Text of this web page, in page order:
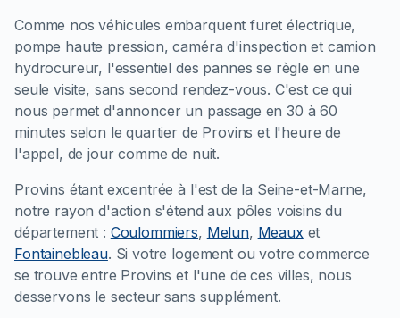
Comme nos véhicules embarquent furet électrique,
pompe haute pression, caméra d'inspection et camion
hydrocureur, l'essentiel des pannes se règle en une
seule visite, sans second rendez-vous. C'est ce qui
nous permet d'annoncer un passage en 30 à 60
minutes selon le quartier de Provins et l'heure de
l'appel, de jour comme de nuit.
Provins étant excentrée à l'est de la Seine-et-Marne,
notre rayon d'action s'étend aux pôles voisins du
département : Coulommiers, Melun, Meaux et
Fontainebleau. Si votre logement ou votre commerce
se trouve entre Provins et l'une de ces villes, nous
desservons le secteur sans supplément.